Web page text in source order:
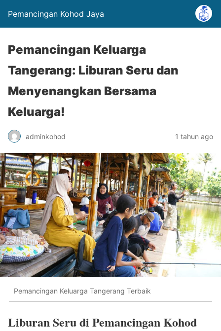
Pemancingan Kohod Jaya
Pemancingan Keluarga
Tangerang: Liburan Seru dan
Menyenangkan Bersama
Keluarga!
adminkohod 1 tahun ago
Pemancingan Keluarga Tangerang Terbaik
Liburan Seru di Pemancingan Kohod